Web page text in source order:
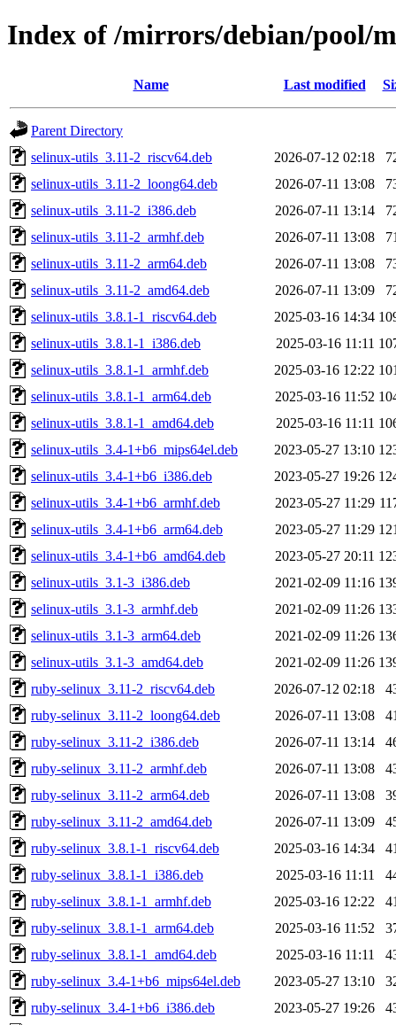
Index of /mirrors/debian/pool/
Name Last modified
Parent Directory
selinux-utils_3.11-2_riscv64.deb
2026-07-12 02:18
selinux-utils_3.11-2_loong64.deb
2026-07-11 13:08
selinux-utils_3.11-2_i386.deb
2026-07-11 13:14
selinux-utils_3.11-2_armhf.deb
2026-07-11 13:08
selinux-utils_3.11-2_arm64.deb
2026-07-11 13:08
selinux-utils_3.11-2_amd64.deb
2026-07-11 13:09
selinux-utils_3.8.1-1_riscv64.deb
2025-03-16 14:34
selinux-utils_3.8.1-1_i386.deb
2025-03-16 11:11
selinux-utils_3.8.1-1_armhf.deb
2025-03-16 12:22
selinux-utils_3.8.1-1_arm64.deb
2025-03-16 11:52
selinux-utils_3.8.1-1_amd64.deb
2025-03-16 11:11
selinux-utils_3.4-1+b6_mips64el.deb
2023-05-27 13:10
selinux-utils_3.4-1+b6_i386.deb
2023-05-27 19:26
selinux-utils_3.4-1+b6_armhf.deb
2023-05-27 11:29
selinux-utils_3.4-1+b6_arm64.deb
2023-05-27 11:29
selinux-utils_3.4-1+b6_amd64.deb
2023-05-27 20:11
selinux-utils_3.1-3_i386.deb
2021-02-09 11:16
selinux-utils_3.1-3_armhf.deb
2021-02-09 11:26
selinux-utils_3.1-3_arm64.deb
2021-02-09 11:26
selinux-utils_3.1-3_amd64.deb
2021-02-09 11:26
ruby-selinux_3.11-2_riscv64.deb
2026-07-12 02:18
ruby-selinux_3.11-2_loong64.deb
2026-07-11 13:08
ruby-selinux_3.11-2_i386.deb
2026-07-11 13:14
ruby-selinux_3.11-2_armhf.deb
2026-07-11 13:08
ruby-selinux_3.11-2_arm64.deb
2026-07-11 13:08
ruby-selinux_3.11-2_amd64.deb
2026-07-11 13:09
ruby-selinux_3.8.1-1_riscv64.deb
2025-03-16 14:34
ruby-selinux_3.8.1-1_i386.deb
2025-03-16 11:11
ruby-selinux_3.8.1-1_armhf.deb
2025-03-16 12:22
ruby-selinux_3.8.1-1_arm64.deb
2025-03-16 11:52
ruby-selinux_3.8.1-1_amd64.deb
2025-03-16 11:11
ruby-selinux_3.4-1+b6_mips64el.deb
2023-05-27 13:10
ruby-selinux_3.4-1+b6_i386.deb
2023-05-27 19:26